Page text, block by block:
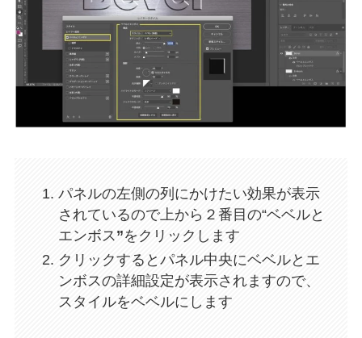
パネルの左側の列にかけたい効果が表示
されているので上から２番目の“ベベルと
エンボス ”をクリックします
クリックするとパネル中央にベベルとエ
ンボスの詳細設定が表示されますので、
スタイルをベベルにします